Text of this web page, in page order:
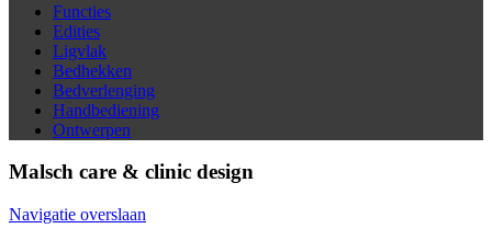
Functies
Edities
Ligvlak
Bedhekken
Bedverlenging
Handbediening
Ontwerpen
Malsch care & clinic design
Navigatie overslaan